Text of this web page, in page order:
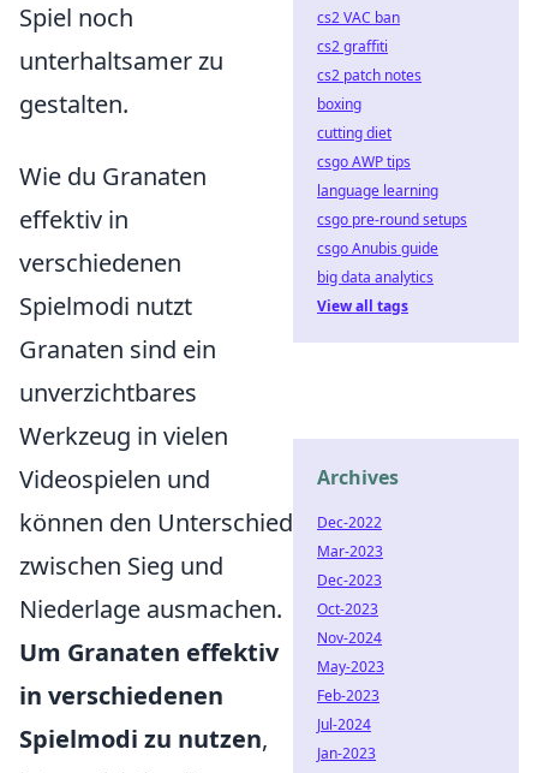
Spiel noch
unterhaltsamer zu
gestalten.
Wie du Granaten
effektiv in
verschiedenen
Spielmodi nutzt
Granaten sind ein
unverzichtbares
Werkzeug in vielen
Videospielen und
können den Unterschied
zwischen Sieg und
Niederlage ausmachen.
Um Granaten effektiv
in verschiedenen
Spielmodi zu nutzen,
cs2 VAC ban
cs2 graffiti
cs2 patch notes
boxing
cutting diet
csgo AWP tips
language learning
csgo pre-round setups
csgo Anubis guide
big data analytics
View all tags
Archives
Dec-2022
Mar-2023
Dec-2023
Oct-2023
Nov-2024
May-2023
Feb-2023
Jul-2024
Jan-2023